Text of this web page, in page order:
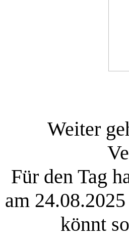
Weiter
Für den Tag
am
könnt